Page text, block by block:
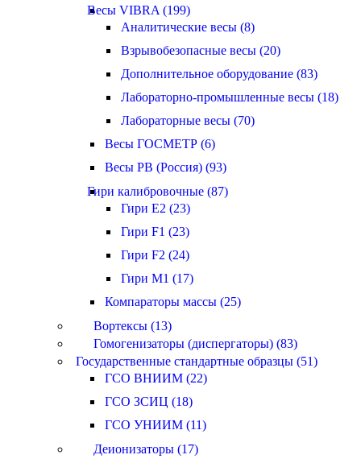
Весы VIBRA (199)
Аналитические весы (8)
Взрывобезопасные весы (20)
Дополнительное оборудование (83)
Лабораторно-промышленные весы (18)
Лабораторные весы (70)
Весы ГОСМЕТР (6)
Весы РВ (Россия) (93)
Гири калибровочные (87)
Гири E2 (23)
Гири F1 (23)
Гири F2 (24)
Гири M1 (17)
Компараторы массы (25)
Вортексы (13)
Гомогенизаторы (диспергаторы) (83)
Государственные стандартные образцы (51)
ГСО ВНИИМ (22)
ГСО ЗСИЦ (18)
ГСО УНИИМ (11)
Деионизаторы (17)